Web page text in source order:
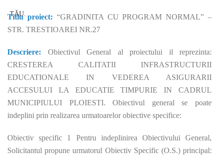
Titlu proiect: “GRADINITA CU PROGRAM NORMAL” –
STR. TRESTIOAREI NR.27
Descriere: Obiectivul General al proiectului il reprezinta:
CRESTEREA CALITATII INFRASTRUCTURII
EDUCATIONALE IN VEDEREA ASIGURARII
ACCESULUI LA EDUCATIE TIMPURIE IN CADRUL
MUNICIPIULUI PLOIESTI. Obiectivul general se poate
indeplini prin realizarea urmatoarelor obiective specifice:
Obiectiv specific 1 Pentru indeplinirea Obiectivului General,
Solicitantul propune urmatorul Obiectiv Specific (O.S.) principal: